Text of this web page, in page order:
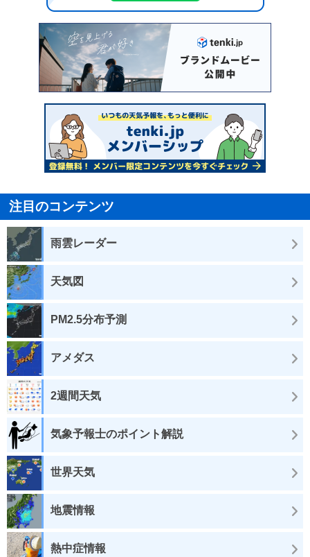
注目のコンテンツ
雨雲レーダー
天気図
PM2.5分布予測
アメダス
2週間天気
気象予報士のポイント解説
世界天気
地震情報
熱中症情報